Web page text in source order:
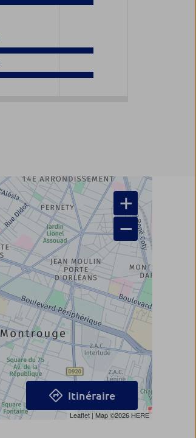
+
−
Leaflet | Map ©2026 HERE
Itinéraire